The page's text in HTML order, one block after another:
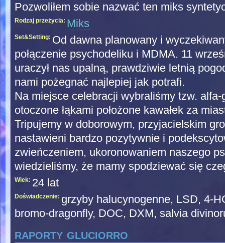
Pozwoliłem sobie nazwać ten miks
Rodzaj przeżycia: Miks
Set&Setting: Od dawna planowany i
połączenie psychodeliku i MDMA. 11
uraczył nas upalną, prawdziwie letnią
nami pożegnać najlepiej jak potrafi.
Na miejsce celebracji wybraliśmy tzw.
otoczone łąkami położone kawałek za
Tripujemy w doborowym, przyjacielskim
nastawieni bardzo pozytywnie i
zwieńczeniem, ukoronowaniem naszego
wiedzieliśmy, że mamy spodziewać się
Wiek: 24 lat
Doświadczenie: grzyby halucynogenne, LSD, 4-
bromo-dragonfly, DOC, DXM, salvia
raporty gluciorro